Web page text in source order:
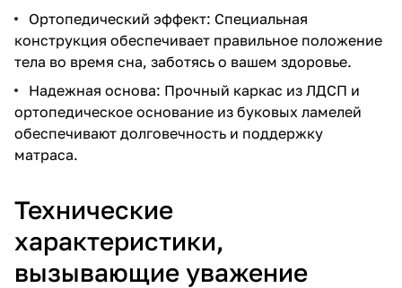
Ортопедический эффект: Специальная
конструкция обеспечивает правильное положение
тела во время сна, заботясь о вашем здоровье.
Надежная основа: Прочный каркас из ЛДСП и
ортопедическое основание из буковых ламелей
обеспечивают долговечность и поддержку
матраса.
Технические
характеристики,
вызывающие уважение